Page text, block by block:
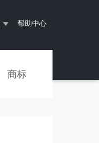
帮助中心
商标